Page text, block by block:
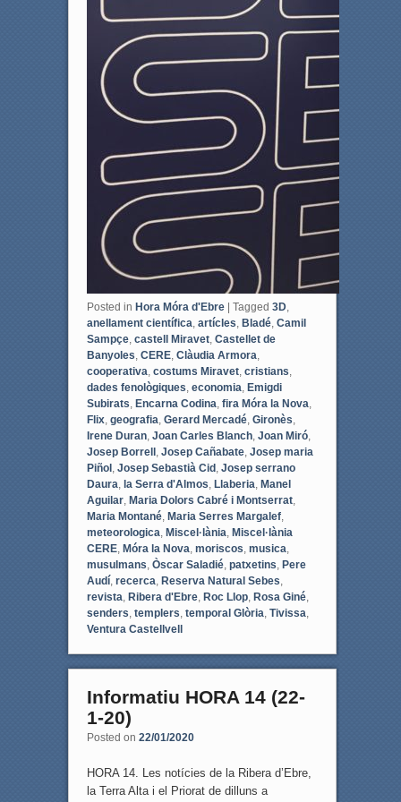
Posted in Hora Móra d'Ebre Tagged 3D,
anellament científica, artícles, Bladé, Camil
Sampçe, castell Miravet, Castellet de
Banyoles, CERE, Clàudia Armora,
cooperativa, costums Miravet, cristians,
dades fenològiques, economia, Emigdi
Subirats, Encarna Codina, fira Móra la Nova,
Flix, geografia, Gerard Mercadé, Gironès,
Irene Duran, Joan Carles Blanch, Joan Miró,
Josep Borrell , Josep Cañabate, Josep maria
Piñol , Josep Sebastià Cid , Josep serrano
Daura, la Serra d'Almos, Llaberia, Manel
Aguilar, Maria Dolors Cabré i Montserrat,
Maria Montané, Maria Serres Margalef,
meteorologica, Miscel·lània, Miscel·lània
CERE, Móra la Nova, moriscos, musica,
musulmans, Òscar Saladié, patxetins, Pere
Audí, recerca, Reserva Natural Sebes,
revista, Ribera d'Ebre, Roc Llop, Rosa Giné,
senders, templers, temporal Glòria, Tivissa,
Ventura Castellvell
Informatiu HORA 14 (22-
1-20)
Posted on 22/01/2020
HORA 14. Les notícies de la Ribera d’Ebre,
la Terra Alta i el Priorat de dilluns a